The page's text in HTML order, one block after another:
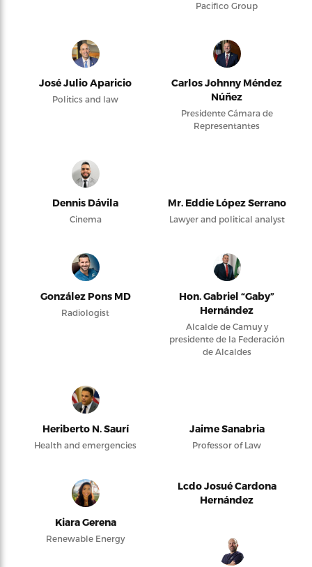
Pacifico Group
José Julio Aparicio
Politics and law
Carlos Johnny Méndez
Núñez
Presidente Cámara de
Representantes
Dennis Dávila
Cinema
Mr. Eddie López Serrano
Lawyer and political analyst
González Pons MD
Radiologist
Hon. Gabriel “Gaby”
Hernández
Alcalde de Camuy y
presidente de la Federación
de Alcaldes
Heriberto N. Saurí
Health and emergencies
Jaime Sanabria
Professor of Law
Kiara Gerena
Renewable Energy
Lcdo Josué Cardona
Hernández